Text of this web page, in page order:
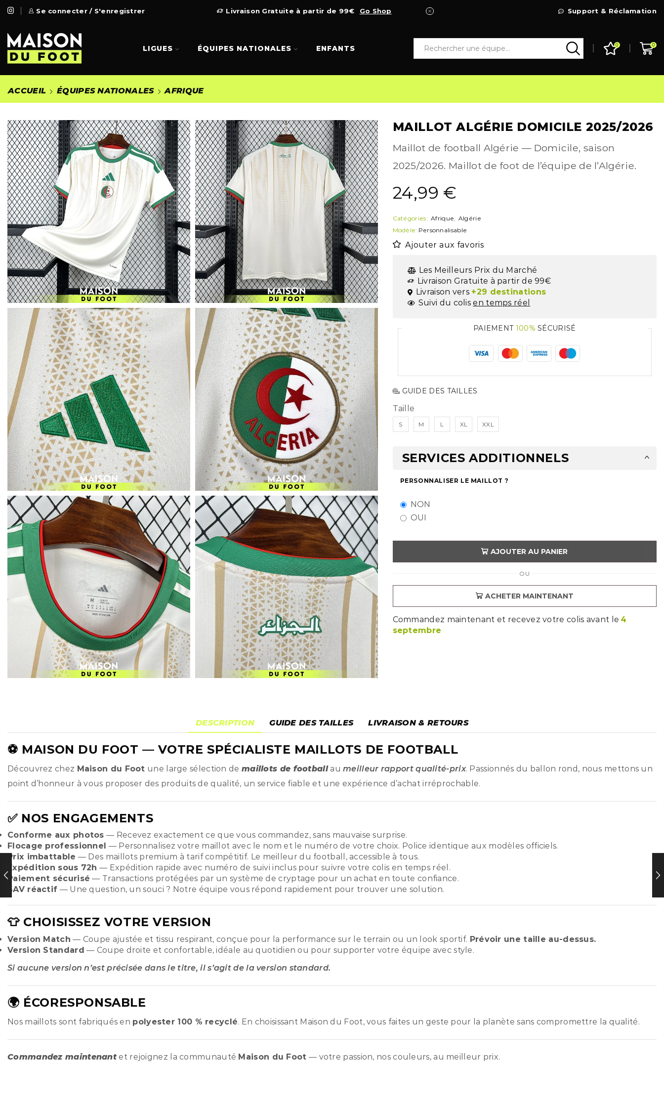
Se connecter / S'enregistrer
à partir de 99€ Go Shop Livraison Gratuite à partir de 99€ Go Shop Livraison Gratuite à partir de 99€ Go Shop
Support & Réclamation
LIGUES ÉQUIPES NATIONALES ENFANTS 0 0
ACCUEIL ÉQUIPES NATIONALES AFRIQUE
MAILLOT ALGÉRIE DOMICILE 2025/2026
Maillot de football Algérie — Domicile, saison
2025/2026. Maillot de foot de l’équipe de l’Algérie.
24,99 €
Catégories: Afrique, Algérie
Modèle: Personnalisable
Ajouter aux favoris
Les Meilleurs Prix du Marché
Livraison Gratuite à partir de 99€
Livraison vers +29 destinations
Suivi du colisen temps réel
PAIEMENT 100% SÉCURISÉ
GUIDE DES TAILLES
Taille
S M L XL XXL
SERVICES ADDITIONNELS
PERSONNALISER LE MAILLOT ?
NON
OUI
AJOUTER AU PANIER
OU
ACHETER MAINTENANT
Commandez maintenant et recevez votre colis avant le 4
septembre
DESCRIPTION GUIDE DES TAILLES LIVRAISON & RETOURS
⚽ MAISON DU FOOT — VOTRE SPÉCIALISTE MAILLOTS DE FOOTBALL
Découvrez chez Maison du Foot une large sélection de maillots de footballaumeilleur rapport qualité-prix. Passionnés du ballon rond, nous mettons un
point d’honneur à vous proposer des produits de qualité, un service fiable et une expérience d’achat irréprochable.
✅ NOS ENGAGEMENTS
Conforme aux photos — Recevez exactement ce que vous commandez, sans mauvaise surprise.
Flocage professionnel — Personnalisez votre maillot avec le nom et le numéro de votre choix. Police identique aux modèles officiels.
Prix imbattable — Des maillots premium à tarif compétitif. Le meilleur du football, accessible à tous.
Expédition sous 72h — Expédition rapide avec numéro de suivi inclus pour suivre votre colis en temps réel.
Paiement sécurisé — Transactions protégées par un système de cryptage pour un achat en toute confiance.
SAV réactif — Une question, un souci ? Notre équipe vous répond rapidement pour trouver une solution.
👕 CHOISISSEZ VOTRE VERSION
Version Match — Coupe ajustée et tissu respirant, conçue pour la performance sur le terrain ou un look sportif. Prévoir une taille au-dessus.
Version Standard — Coupe droite et confortable, idéale au quotidien ou pour supporter votre équipe avec style.
Si aucune version n’est précisée dans le titre, il s’agit de la version standard.
🌍 ÉCORESPONSABLE
Nos maillots sont fabriqués en polyester 100 % recyclé. En choisissant Maison du Foot, vous faites un geste pour la planète sans compromettre la qualité.
Commandez maintenant et rejoignez la communauté Maison du Foot — votre passion, nos couleurs, au meilleur prix.